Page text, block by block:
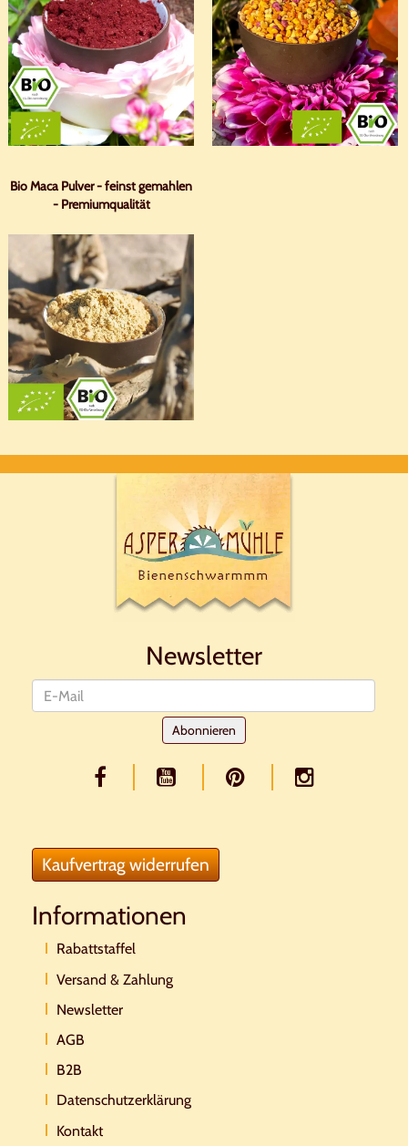
Bio Maca Pulver - feinst gemahlen
- Premiumqualität
Newsletter
Abonnieren
Kaufvertrag widerrufen
Informationen
Rabattstaffel
Versand & Zahlung
Newsletter
AGB
B2B
Datenschutzerklärung
Kontakt